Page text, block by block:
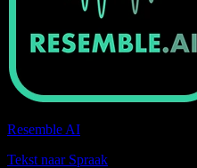
Resemble AI
Tekst naar Spraak